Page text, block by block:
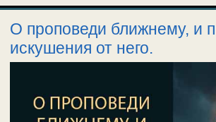
О проповеди ближнему, и
искушения от него.